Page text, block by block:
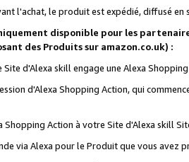
l'achat, le produit est expédié, diffusé
disponible pour les
des Produits sur amazon.co.uk) :
d'Alexa skill engage une Alexa
d'Alexa Shopping Action, qui
Action à votre Site d'Alexa skill
via Alexa pour le Produit que vous avez